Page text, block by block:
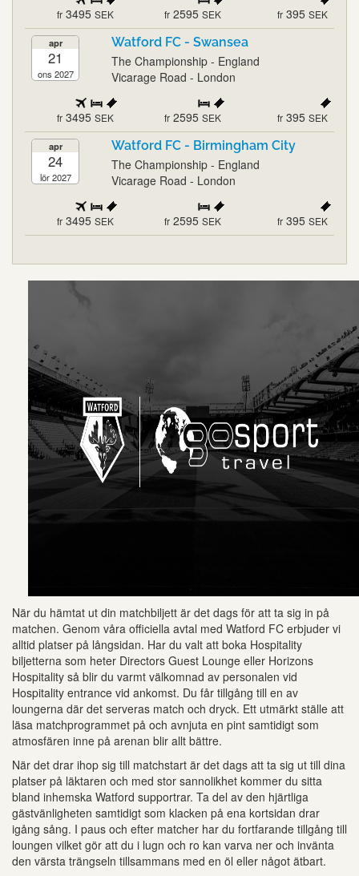
fr 3495 SEK fr 2595 SEK fr 395 SEK
apr
21
ons 2027
Watford FC - Swansea
The Championship - England
Vicarage Road - London
fr 3495 SEK fr 2595 SEK fr 395 SEK
apr
24
lör 2027
Watford FC - Birmingham City
The Championship - England
Vicarage Road - London
fr 3495 SEK fr 2595 SEK fr 395 SEK
När du hämtat ut din matchbiljett är det dags för att ta sig in på
matchen. Genom våra officiella avtal med Watford FC erbjuder vi
alltid platser på långsidan. Har du valt att boka Hospitality
biljetterna som heter Directors Guest Lounge eller Horizons
Hospitality så blir du varmt välkomnad av personalen vid
Hospitality entrance vid ankomst. Du får tillgång till en av
loungerna där det serveras match och dryck. Ett utmärkt ställe att
läsa matchprogrammet på och avnjuta en pint samtidigt som
atmosfären inne på arenan blir allt bättre.
När det drar ihop sig till matchstart är det dags att ta sig ut till dina
platser på läktaren och med stor sannolikhet kommer du sitta
bland inhemska Watford supportrar. Ta del av den hjärtliga
gästvänligheten samtidigt som klacken på ena kortsidan drar
igång sång. I paus och efter matcher har du fortfarande tillgång till
loungen vilket gör att du i lugn och ro kan varva ner och invänta
den värsta trängseln tillsammans med en öl eller något ätbart.